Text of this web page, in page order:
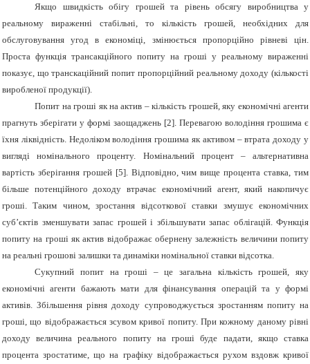
Якщо швидкість обігу грошей та рівень обсягу виробництва у
реальному вираженні стабільні, то кількість грошей, необхідних для
обслуговування угод в економіці, змінюється пропорційно рівневі цін.
Проста функція трансакційного попиту на гроші у реальному вираженні
показує, що транскаційний попит пропорційний реальному доходу (кількості
виробленої продукції).
Попит на гроші як на актив –кількість грошей, яку економічні агенти
прагнуть зберігати у формі заощаджень [2]. Перевагою володіння грошима є
їхня ліквідність. Недоліком володіння грошима як активом – втрата доходу у
вигляді номінального проценту. Номінальний процент – альтернативна
вартість зберігання грошей [5]. Відповідно, чим вище процента ставка, тим
більше потенційного доходу втрачає економічний агент, який накопичує
гроші. Таким чином, зростання відсоткової ставки змушує економічних
суб’єктів зменшувати запас грошей і збільшувати запас облігацій. Функція
попиту на гроші як актив відображає обернену залежність величини попиту
на реальні грошові залишки та динаміки номінальної ставки відсотка.
Сукупний попит на гроші – це загальна кількість грошей, яку
економічні агенти бажають мати для фінансування операцій та у формі
активів. Збільшення рівня доходу супроводжується зростанням попиту на
гроші, що відображається зсувом кривої попиту. При кожному даному рівні
доходу величина реального попиту на гроші буде падати, якщо ставка
процента зростатиме, що на графіку відображається рухом вздовж кривої